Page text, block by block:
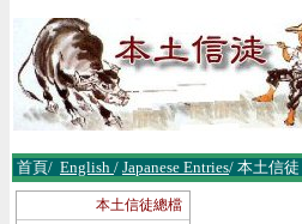
首頁/ English / Japanese Entries/ 本土信徒
本土信徒總檔